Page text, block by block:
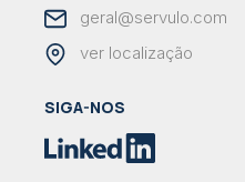
geral@servulo.com
ver localização
SIGA-NOS